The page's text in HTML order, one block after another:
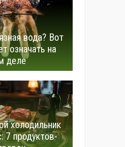
вода? Вот
означать на
деле
холодильник
7 продуктов-